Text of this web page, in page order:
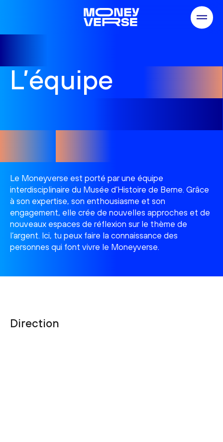
Hamburger
L’équipe
Le Moneyverse est porté par une équipe
interdisciplinaire du Musée d’Histoire de Berne. Grâce
à son expertise, son enthousiasme et son
engagement, elle crée de nouvelles approches et de
nouveaux espaces de réflexion sur le thème de
l’argent. Ici, tu peux faire la connaissance des
personnes qui font vivre le Moneyverse.
Direction